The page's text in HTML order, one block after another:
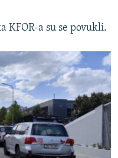
KFOR-a su se povukli.